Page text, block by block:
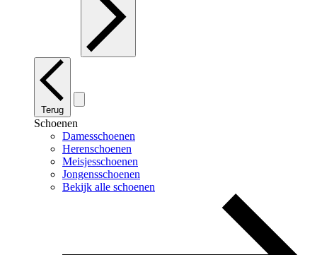
Terug
Schoenen
Damesschoenen
Herenschoenen
Meisjesschoenen
Jongensschoenen
Bekijk alle schoenen